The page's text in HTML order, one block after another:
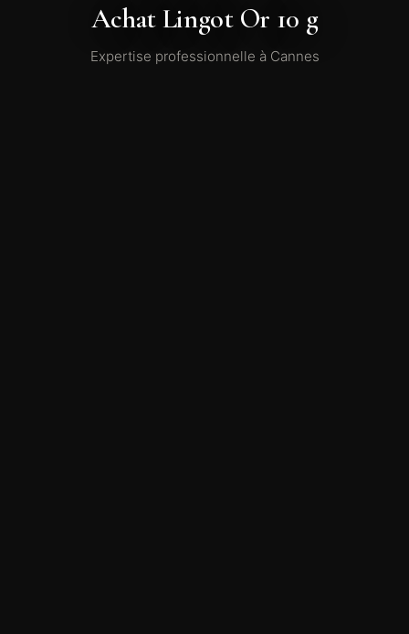
Achat Lingot Or 10 g
Expertise professionnelle à Cannes